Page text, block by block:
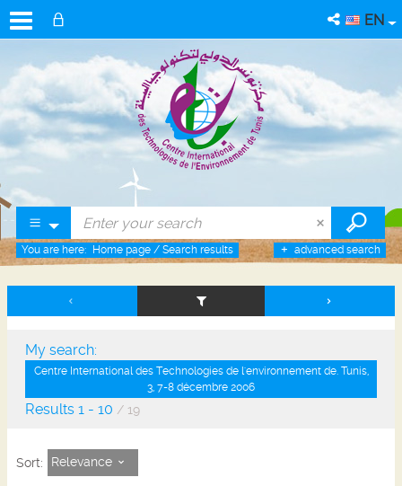
EN
advanced search
You are here: Home page / Search results
My search:
Centre International des Technologies de l'environnement de. Tunis,
3, 7-8 décembre 2006
Results 1 - 10 / 19
Sort: Relevance